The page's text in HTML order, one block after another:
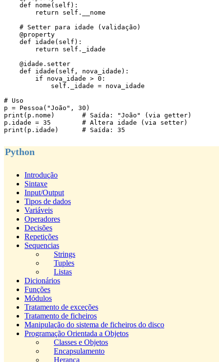
# Uso
p = Pessoa("João", 30)
print(p.nome)       # Saída: "João" (via getter)
p.idade = 35        # Altera idade (via setter)
print(p.idade)      # Saída: 35
Python
Introdução
Sintaxe
Input/Output
Tipos de dados
Variáveis
Operadores
Decisões
Repetições
Sequencias
Strings
Tuples
Listas
Dicionários
Funções
Módulos
Tratamento de exceções
Tratamento de ficheiros
Manipulação do sistema de ficheiros do disco
Programação Orientada a Objetos
Classes e Objetos
Encapsulamento
Herança